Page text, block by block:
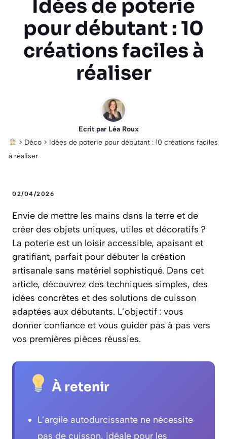
Idées de poterie
pour débutant : 10
créations faciles à
réaliser
Ecrit par Léa Roux
> Déco> Idées de poterie pour débutant : 10 créations faciles
à réaliser
02/04/2026
Envie de mettre les mains dans la terre et de
créer des objets uniques, utiles et décoratifs ?
La poterie est un loisir accessible, apaisant et
gratifiant, parfait pour débuter la création
artisanale sans matériel sophistiqué. Dans cet
article, découvrez des techniques simples, des
idées concrètes et des solutions de cuisson
adaptées aux débutants. L’objectif : vous
donner confiance et vous guider pas à pas vers
vos premières pièces réussies.
À retenir
L’argile autodurcissante ne nécessite
pas de cuisson, idéale pour les